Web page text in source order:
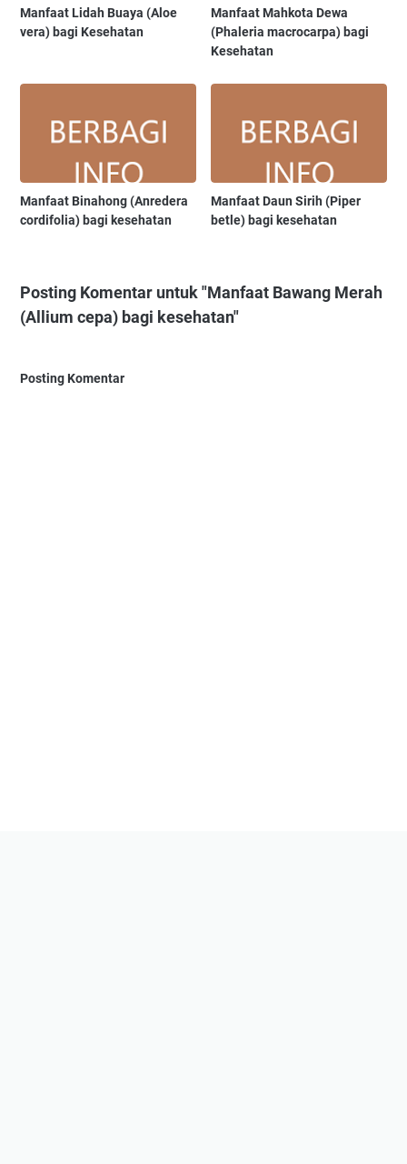
Manfaat Lidah Buaya (Aloe
vera) bagi Kesehatan
Manfaat Mahkota Dewa
(Phaleria macrocarpa) bagi
Kesehatan
Manfaat Binahong (Anredera
cordifolia) bagi kesehatan
Manfaat Daun Sirih (Piper
betle) bagi kesehatan
Posting Komentar untuk "Manfaat Bawang Merah
(Allium cepa) bagi kesehatan"
Posting Komentar